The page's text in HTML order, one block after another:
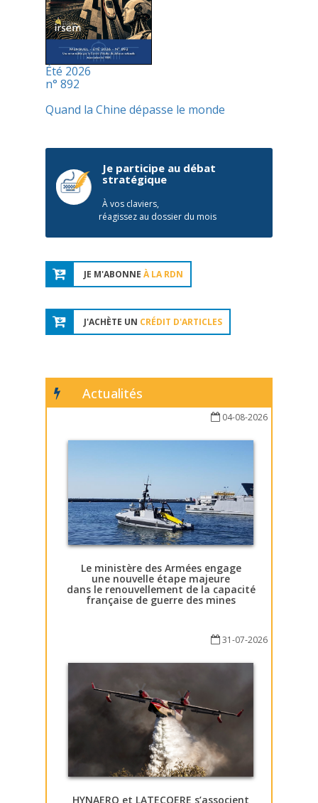
Été 2026
n° 892
Quand la Chine dépasse le monde
Je participe au débat
stratégique
À vos claviers,
réagissez au dossier du mois
JE M'ABONNE À LA RDN
J'ACHÈTE UN CRÉDIT D'ARTICLES
Actualités
04-08-2026
Le ministère des Armées engage
une nouvelle étape majeure
dans le renouvellement de la capacité
française de guerre des mines
31-07-2026
HYNAERO et LATECOERE s’associent